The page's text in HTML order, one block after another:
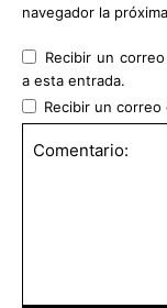
navegador la
Recibir un
a esta entrada.
Recibir un